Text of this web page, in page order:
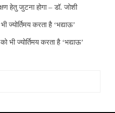
हेतु जुटना होगा – डॉ. जोशी
ज्योर्तिमय करता है ‘भद्याऊ’
भी ज्योर्तिमय करता है ‘भद्याऊ’